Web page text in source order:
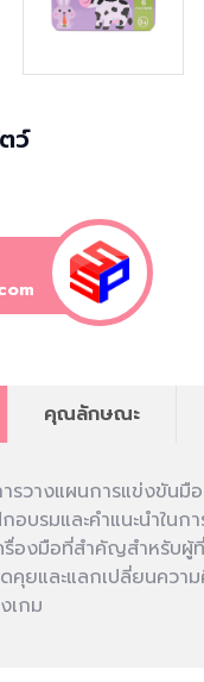
ว์
คุณลักษณะ
ารวางแผนการแข่งขันมื
กอบรมและคำแนะนำใน
รื่องมือที่สำคัญสำหรับผู้
ยและแลกเปลี่ยนความ
เกม